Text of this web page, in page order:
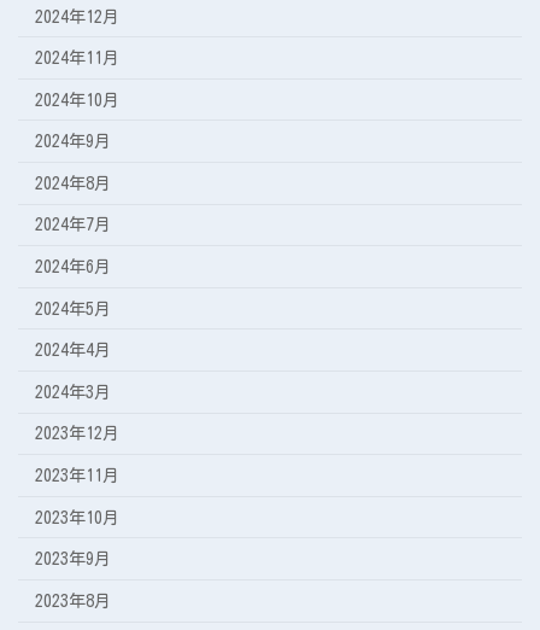
2024年12月
2024年11月
2024年10月
2024年9月
2024年8月
2024年7月
2024年6月
2024年5月
2024年4月
2024年3月
2023年12月
2023年11月
2023年10月
2023年9月
2023年8月